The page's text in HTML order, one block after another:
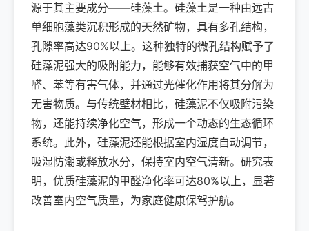
源于其主要成分——硅藻土。硅藻土是一种由远古
单细胞藻类沉积形成的天然矿物，具有多孔结构，
孔隙率高达90%以上。这种独特的微孔结构赋予了
硅藻泥强大的吸附能力，能够有效捕获空气中的甲
醛、苯等有害气体，并通过光催化作用将其分解为
无害物质。与传统壁材相比，硅藻泥不仅吸附污染
物，还能持续净化空气，形成一个动态的生态循环
系统。此外，硅藻泥还能根据室内湿度自动调节，
吸湿防潮或释放水分，保持室内空气清新。研究表
明，优质硅藻泥的甲醛净化率可达80%以上，显著
改善室内空气质量，为家庭健康保驾护航。